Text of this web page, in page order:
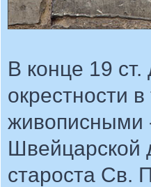
В конце 19
окрестности
живописными
Швейцарской
староста Св.